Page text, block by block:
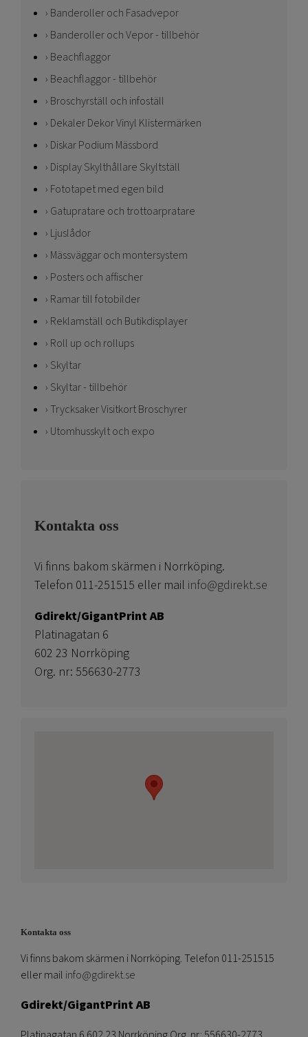
Banderoller och Fasadvepor
Banderoller och Vepor - tillbehör
Beachflaggor
Beachflaggor - tillbehör
Broschyrställ och infoställ
Dekaler Dekor Vinyl Klistermärken
Diskar Podium Mässbord
Display Skylthållare Skyltställ
Fototapet med egen bild
Gatupratare och trottoarpratare
Ljuslådor
Mässväggar och montersystem
Posters och affischer
Ramar till fotobilder
Reklamställ och Butikdisplayer
Roll up och rollups
Skyltar
Skyltar - tillbehör
Trycksaker Visitkort Broschyrer
Utomhusskylt och expo
Kontakta oss
Vi finns bakom skärmen i Norrköping.
Telefon 011-251515 eller mail info@gdirekt.se
Gdirekt/GigantPrint AB
Platinagatan 6
602 23 Norrköping
Org. nr: 556630-2773
Kontakta oss
Vi finns bakom skärmen i Norrköping. Telefon 011-251515
eller mail info@gdirekt.se
Gdirekt/GigantPrint AB